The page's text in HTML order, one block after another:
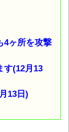
4ヶ所を攻撃
す(12月13
13日)